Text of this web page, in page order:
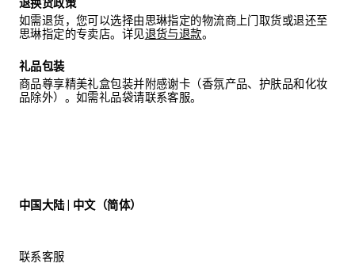
退换货政策
如需退货，您可以选择由思琳指定的物流商上门取货或退还至
思琳指定的专卖店。详见退货与退款。
礼品包装
商品尊享精美礼盒包装并附感谢卡（香氛产品、护肤品和化妆
品除外）。如需礼品袋请联系客服。
中国大陆 | 中文（简体）
联系客服